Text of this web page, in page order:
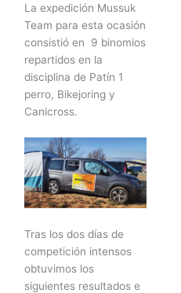
La expedición Mussuk
Team para esta ocasión
consistió en 9 binomios
repartidos en la
disciplina de Patín 1
perro, Bikejoring y
Canicross.
Tras los dos días de
competición intensos
obtuvimos los
siguientes resultados e